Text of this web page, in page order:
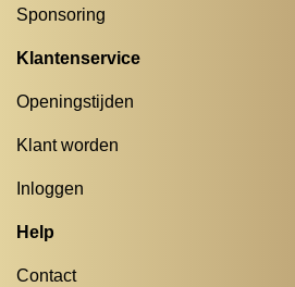
Sponsoring
Klantenservice
Openingstijden
Klant worden
Inloggen
Help
Contact